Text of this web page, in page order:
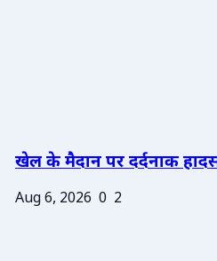
खेल के मैदान पर दर्दनाक
Aug 6, 2026 0 2